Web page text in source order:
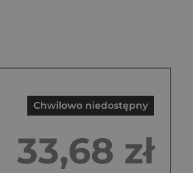
Chwilowo niedostępny
33,68 zł